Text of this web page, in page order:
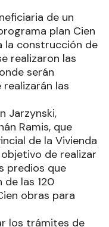
de un
plan Cien
la construcción de
realizaron las
serán
las
Jarzynski,
Ramis, que
de la Vivienda
de realizar
predios que
las 120
obras para
los trámites de